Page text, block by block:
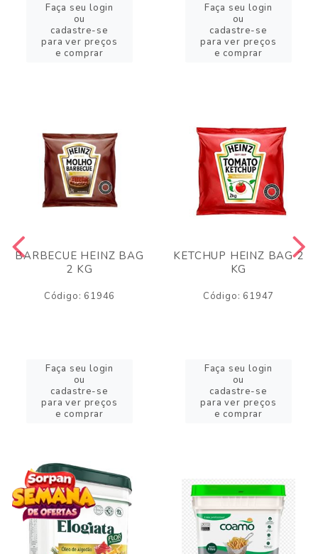
Faça seu login
ou
cadastre-se
para ver preços
e comprar
Faça seu login
ou
cadastre-se
para ver preços
e comprar
BARBECUE HEINZ BAG
2 KG
Código: 61946
Faça seu login
ou
cadastre-se
para ver preços
e comprar
KETCHUP HEINZ BAG 2
KG
Código: 61947
Faça seu login
ou
cadastre-se
para ver preços
e comprar